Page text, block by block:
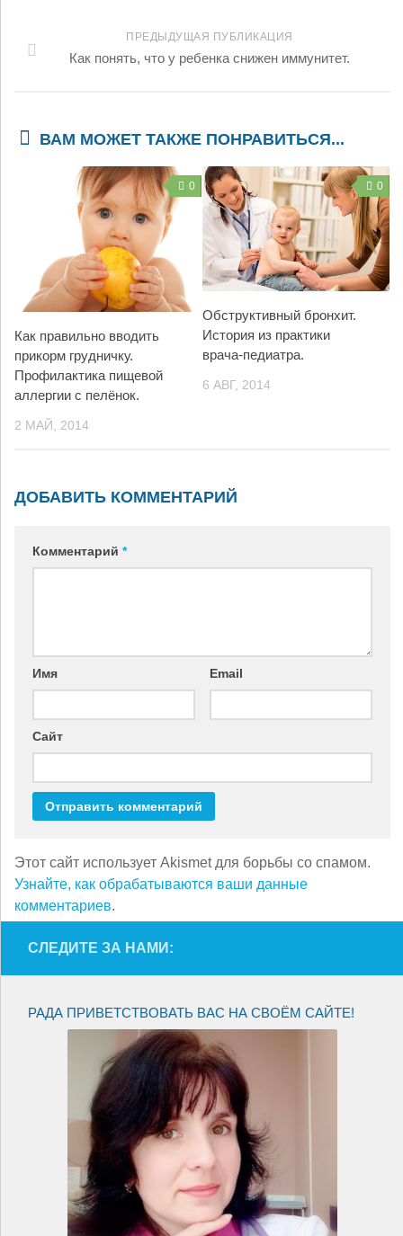
ПРЕДЫДУЩАЯ ПУБЛИКАЦИЯ
Как понять, что у ребенка снижен иммунитет.
ВАМ МОЖЕТ ТАКЖЕ ПОНРАВИТЬСЯ...
0
Как правильно вводить
прикорм грудничку.
Профилактика пищевой
аллергии с пелёнок.
2 МАЙ, 2014
0
Обструктивный бронхит.
История из практики
врача-педиатра.
6 АВГ, 2014
ДОБАВИТЬ КОММЕНТАРИЙ
Комментарий *
Имя Email
Сайт
Этот сайт использует Akismet для борьбы со спамом.
Узнайте, как обрабатываются ваши данные
комментариев.
СЛЕДИТЕ ЗА НАМИ:
РАДА ПРИВЕТСТВОВАТЬ ВАС НА СВОЁМ САЙТЕ!